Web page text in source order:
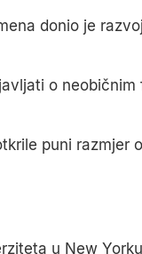
donio je
o
puni razmjer
u New